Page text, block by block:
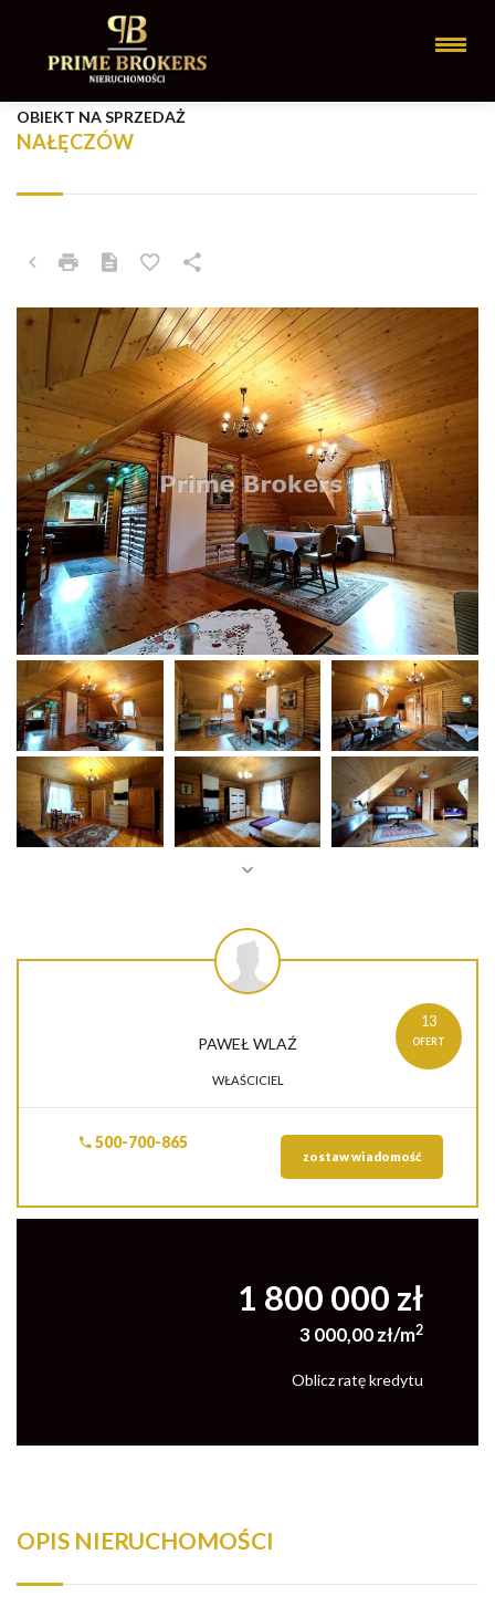
NAŁĘCZÓW
OBIEKT NA SPRZEDAŻ
13
OFERT
PAWEŁ WLAŹ
WŁAŚCICIEL
500-700-865
zostaw wiadomość
1 800 000 zł
3 000,00 zł/m2
Oblicz ratę kredytu
OPIS NIERUCHOMOŚCI